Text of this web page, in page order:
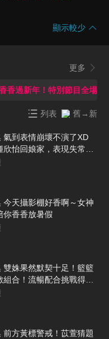
顯示較少
更多
香過新年！特別節目全場玩
列表 舊→新
氣到表情崩壞不演了XD
欣怡回娘家，表現失常引
！
今天攝影棚好香啊～女神
你香香放暑假
雙姝果然默契十足！籃籃
組合！流暢配合挑戰得分
前方黃標警戒！苡萱猜題